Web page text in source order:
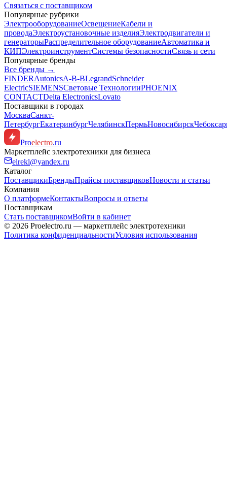
Связаться с поставщиком
Популярные рубрики
ЭлектрооборудованиеОсвещениеКабели и
проводаЭлектроустановочные изделияЭлектродвигатели и
генераторыРаспределительное оборудованиеАвтоматика и
КИПЭлектроинструментСистемы безопасностиСвязь и сети
Популярные бренды
Все бренды →
FINDERAutonicsA-B-BLegrandSchneider
ElectricSIEMENSСветовые ТехнологииPHOENIX
CONTACTDelta ElectronicsLovato
Поставщики в городах
МоскваСанкт-
ПетербургЕкатеринбургЧелябинскПермьНовосибирск
Proelectro.ru
Маркетплейс электротехники для бизнеса
elrekl@yandex.ru
Каталог
ПоставщикиБрендыПрайсы поставщиковНовости и статьи
Компания
О платформеКонтактыВопросы и ответы
Поставщикам
Стать поставщикомВойти в кабинет
© 2026 Proelectro.ru — маркетплейс электротехники
Политика конфиденциальностиУсловия использования